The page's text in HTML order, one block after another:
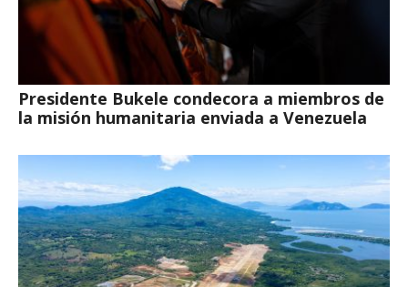
Presidente Bukele condecora a miembros de
la misión humanitaria enviada a Venezuela